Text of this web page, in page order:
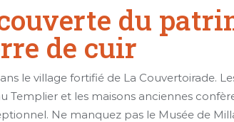
du
de cuir
le village fortifié de La Couvertoirade.
Templier et les maisons anciennes
Ne manquez pas le Musée de